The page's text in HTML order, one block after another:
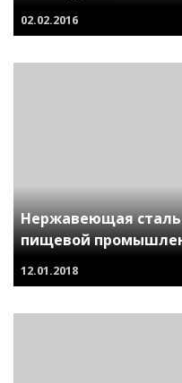
02.02.2016
Нержавеющая
пищевой
12.01.2018